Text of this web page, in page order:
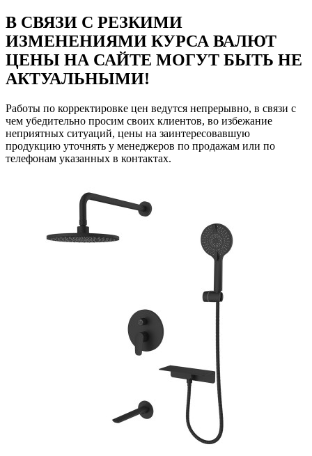
В СВЯЗИ С РЕЗКИМИ
ИЗМЕНЕНИЯМИ КУРСА ВАЛЮТ
ЦЕНЫ НА САЙТЕ МОГУТ БЫТЬ НЕ
АКТУАЛЬНЫМИ!
Работы по корректировке цен ведутся непрерывно, в связи с
чем убедительно просим своих клиентов, во избежание
неприятных ситуаций, цены на заинтересовавшую
продукцию уточнять у менеджеров по продажам или по
телефонам указанных в контактах.